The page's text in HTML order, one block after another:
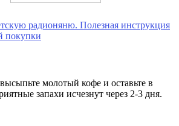
радионяню. Полезная инструкция
покупки
молотый кофе и оставьте в
запахи исчезнут через 2-3 дня.